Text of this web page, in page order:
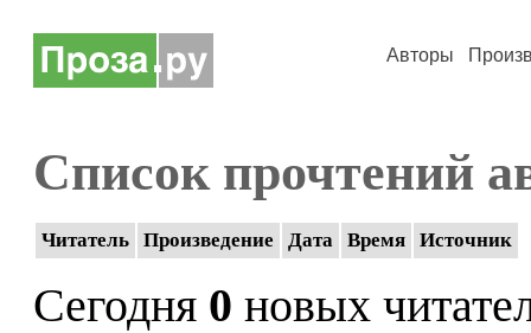
Авторы
Список прочтений
Читатель Произведение Дата Время Источник
Сегодня 0 новых